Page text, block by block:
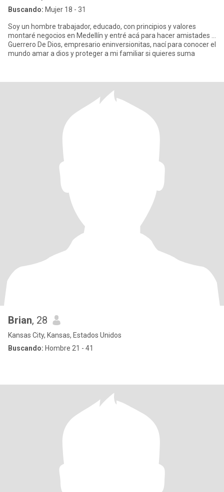
Buscando: Mujer 18 - 31
Soy un hombre trabajador, educado, con principios y valores
montaré negocios en Medellín y entré acá para hacer amistades …
Guerrero De Dios, empresario eninversionitas, nací para conocer el
mundo amar a dios y proteger a mi familiar si quieres suma
Brian, 28
Kansas City, Kansas, Estados Unidos
Buscando: Hombre 21 - 41